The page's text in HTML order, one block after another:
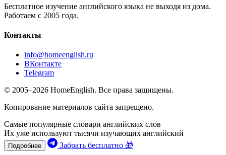
Бесплатное изучение английского языка не выходя из дома.
Работаем с 2005 года.
Контакты
info@homeenglish.ru
ВКонтакте
Telegram
© 2005–2026 HomeEnglish. Все права защищены.
Копирование материалов сайта запрещено.
Самые популярные словари английских слов
Их уже используют тысячи изучающих английский
Подробнее Забрать бесплатно 🎁